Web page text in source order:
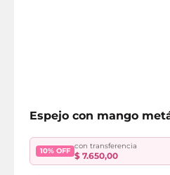
Espejo con mango
10% OFF
con transferencia
$ 7.650,00